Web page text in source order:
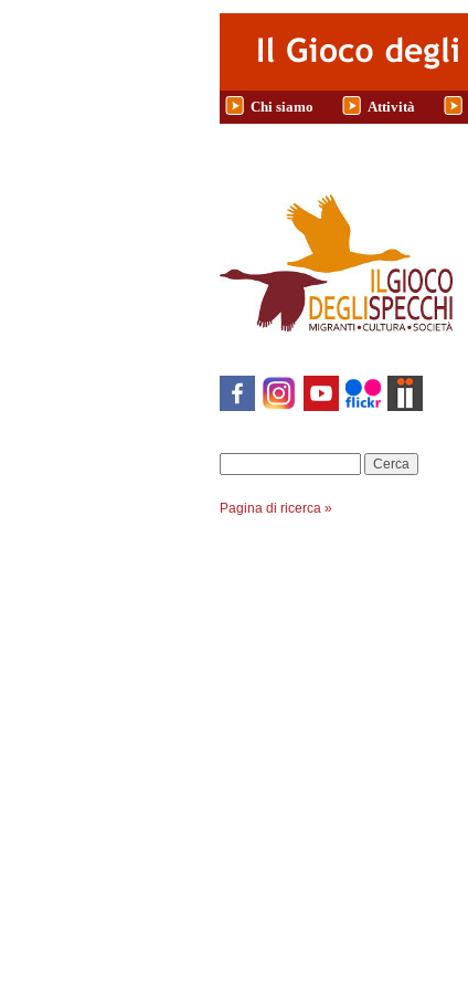
Chi siamo Attività
Pagina di ricerca »